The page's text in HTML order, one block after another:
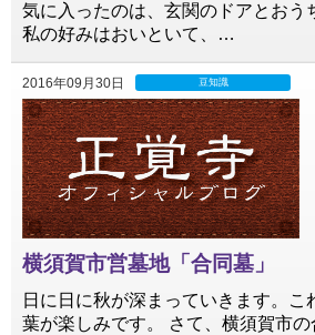
気に入ったのは、玄関のドアとおう
私の好みはおいといて、…
2016年09月30日 豆知識
横須賀市営墓地「合同墓」
日に日に秋が深まっていきます。こ
葉が楽しみです。 さて、横須賀市